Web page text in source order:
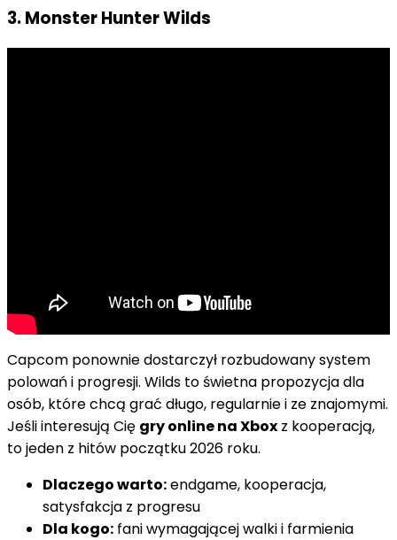
3. Monster Hunter Wilds
Capcom ponownie dostarczył rozbudowany system
polowań i progresji. Wilds to świetna propozycja dla
osób, które chcą grać długo, regularnie i ze znajomymi.
Jeśli interesują Cię gry online na Xbox z kooperacją,
to jeden z hitów początku 2026 roku.
Dlaczego warto:endgame, kooperacja,
satysfakcja z progresu
Dla kogo: fani wymagającej walki i farmienia